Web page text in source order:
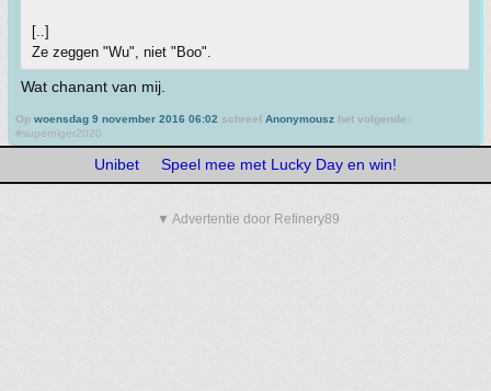
[..]
Ze zeggen "Wu", niet "Boo".
Wat chanant van mij.
Op woensdag 9 november 2016 06:02 schreef Anonymousz het volgende:
#superniger2020
Unibet Speel mee met Lucky Day en win!
▼ Advertentie door Refinery89